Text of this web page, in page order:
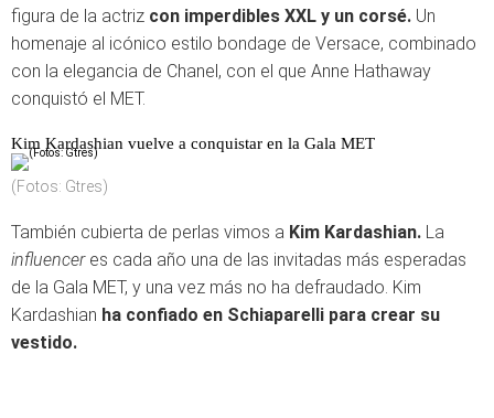
figura de la actriz con imperdibles XXL y un corsé. Un
homenaje al icónico estilo bondage de Versace, combinado
con la elegancia de Chanel, con el que Anne Hathaway
conquistó el MET.
Kim Kardashian vuelve a conquistar en la Gala MET
(Fotos: Gtres)
También cubierta de perlas vimos a Kim Kardashian. La
influenceres cada año una de las invitadas más esperadas
de la Gala MET, y una vez más no ha defraudado. Kim
Kardashian ha confiado en Schiaparelli para crear su
vestido.